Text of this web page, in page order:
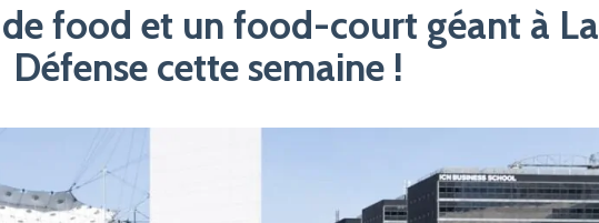
food et un food-court géant à La
Défense cette semaine !